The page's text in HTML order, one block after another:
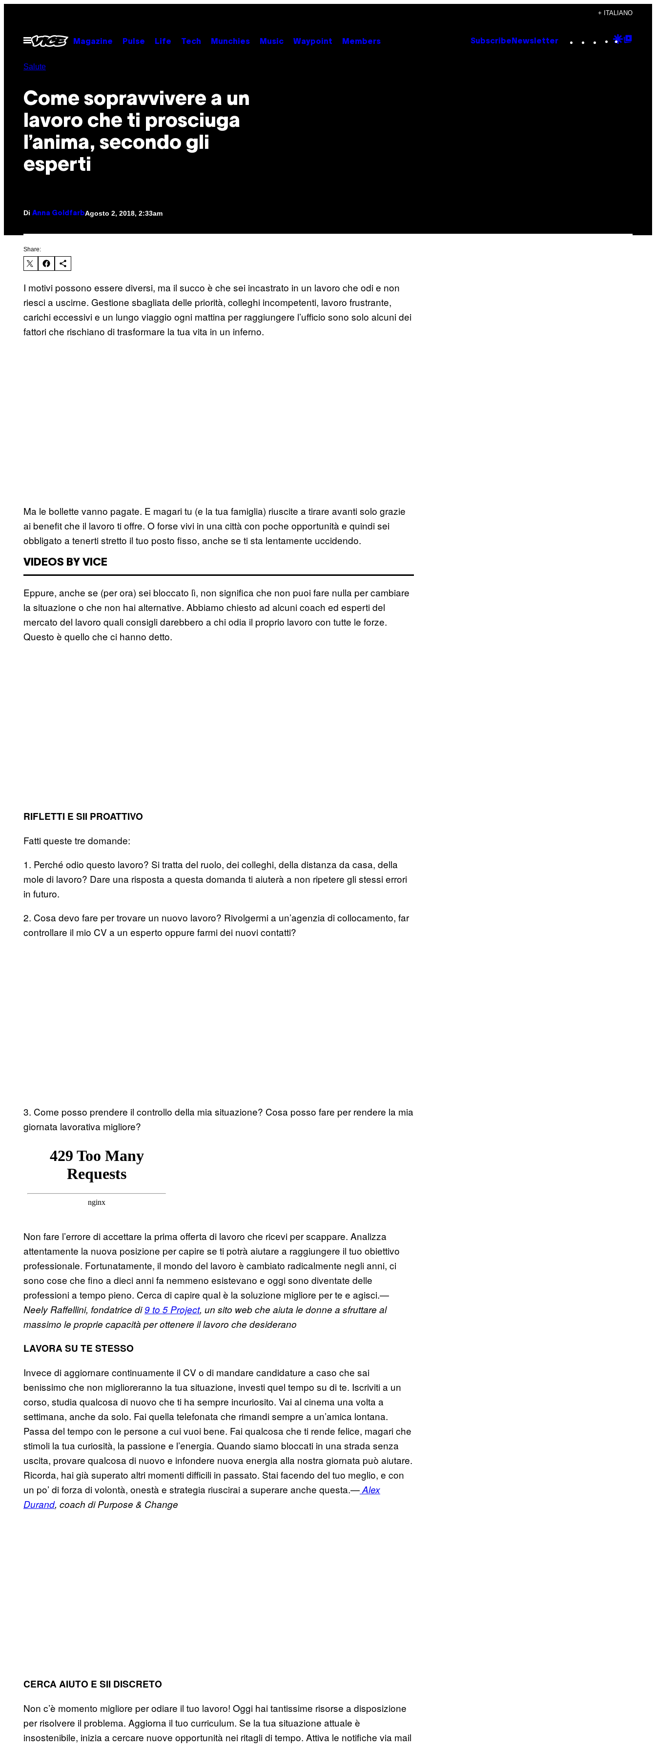
contenuto
+ ITALIANO
Apri
Magazine Pulse Life Tech Munchies Music Waypoint Members Subscribe Newsletter Instagram
TikTok
YouTube
Google
Salute
Come sopravvivere a un
lavoro che ti prosciuga
l’anima, secondo gli
esperti
Di Anna GoldfarbAgosto 2, 2018, 2:33am
Share:
I motivi possono essere diversi, ma il succo è che sei incastrato in un lavoro che odi e non
riesci a uscirne. Gestione sbagliata delle priorità, colleghi incompetenti, lavoro frustrante,
carichi eccessivi e un lungo viaggio ogni mattina per raggiungere l’ufficio sono solo alcuni dei
fattori che rischiano di trasformare la tua vita in un inferno.
Ma le bollette vanno pagate. E magari tu (e la tua famiglia) riuscite a tirare avanti solo grazie
ai benefit che il lavoro ti offre. O forse vivi in una città con poche opportunità e quindi sei
obbligato a tenerti stretto il tuo posto fisso, anche se ti sta lentamente uccidendo.
VIDEOS BY VICE
Eppure, anche se (per ora) sei bloccato lì, non significa che non puoi fare nulla per cambiare
la situazione o che non hai alternative. Abbiamo chiesto ad alcuni coach ed esperti del
mercato del lavoro quali consigli darebbero a chi odia il proprio lavoro con tutte le forze.
Questo è quello che ci hanno detto.
RIFLETTI E SII PROATTIVO
Fatti queste tre domande:
1. Perché odio questo lavoro? Si tratta del ruolo, dei colleghi, della distanza da casa, della
mole di lavoro? Dare una risposta a questa domanda ti aiuterà a non ripetere gli stessi errori
in futuro.
2. Cosa devo fare per trovare un nuovo lavoro? Rivolgermi a un’agenzia di collocamento, far
controllare il mio CV a un esperto oppure farmi dei nuovi contatti?
3. Come posso prendere il controllo della mia situazione? Cosa posso fare per rendere la mia
giornata lavorativa migliore?
Non fare l’errore di accettare la prima offerta di lavoro che ricevi per scappare. Analizza
attentamente la nuova posizione per capire se ti potrà aiutare a raggiungere il tuo obiettivo
professionale. Fortunatamente, il mondo del lavoro è cambiato radicalmente negli anni, ci
sono cose che fino a dieci anni fa nemmeno esistevano e oggi sono diventate delle
professioni a tempo pieno. Cerca di capire qual è la soluzione migliore per te e agisci.—
Neely Raffellini, fondatrice di9 to 5 Project, un sito web che aiuta le donne a sfruttare al
massimo le proprie capacità per ottenere il lavoro che desiderano
LAVORA SU TE STESSO
Invece di aggiornare continuamente il CV o di mandare candidature a caso che sai
benissimo che non miglioreranno la tua situazione, investi quel tempo su di te. Iscriviti a un
corso, studia qualcosa di nuovo che ti ha sempre incuriosito. Vai al cinema una volta a
settimana, anche da solo. Fai quella telefonata che rimandi sempre a un’amica lontana.
Passa del tempo con le persone a cui vuoi bene. Fai qualcosa che ti rende felice, magari che
stimoli la tua curiosità, la passione e l’energia. Quando siamo bloccati in una strada senza
uscita, provare qualcosa di nuovo e infondere nuova energia alla nostra giornata può aiutare.
Ricorda, hai già superato altri momenti difficili in passato. Stai facendo del tuo meglio, e con
un po’ di forza di volontà, onestà e strategia riuscirai a superare anche questa.—Alex
Durand, coach di Purpose & Change
CERCA AIUTO E SII DISCRETO
Non c’è momento migliore per odiare il tuo lavoro! Oggi hai tantissime risorse a disposizione
per risolvere il problema. Aggiorna il tuo curriculum. Se la tua situazione attuale è
insostenibile, inizia a cercare nuove opportunità nei ritagli di tempo. Attiva le notifiche via mail